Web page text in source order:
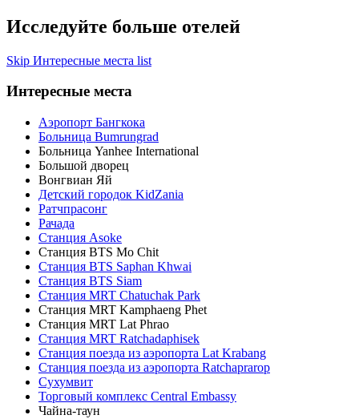
Исследуйте больше отелей
Skip Интересные места list
Интересные места
Аэропорт Бангкока
Больница Bumrungrad
Больница Yanhee International
Большой дворец
Вонгвиан Яй
Детский городок KidZania
Ратчпрасонг
Рачада
Станция Asoke
Станция BTS Mo Chit
Станция BTS Saphan Khwai
Станция BTS Siam
Станция MRT Chatuchak Park
Станция MRT Kamphaeng Phet
Станция MRT Lat Phrao
Станция MRT Ratchadaphisek
Станция поезда из аэропорта Lat Krabang
Станция поезда из аэропорта Ratchaprarop
Сухумвит
Торговый комплекс Central Embassy
Чайна-таун